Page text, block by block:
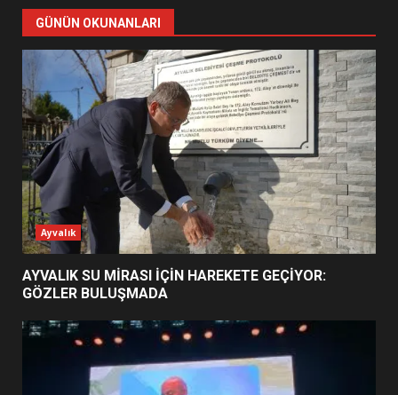
7
YENİ YÖNETİM NASIL
ŞEKİLLENDİ?
1
AYVALIK SU MİRASI İÇİN
HAREKETE GEÇİYOR: GÖZLER
BULUŞMADA
2
ESA 2026’DA TÜRK BAHARATI
NEYİ TEMSİL ETTİ?
EİB’DE KRİTİK ATAMA:
SÜRDÜRÜLEBİLİRLİKTE NE
DEĞİŞECEK?
GÜNÜN OKUNANLARI
Ayvalık
AYVALIK SU MİRASI İÇİN HAREKETE GEÇİYOR:
GÖZLER BULUŞMADA